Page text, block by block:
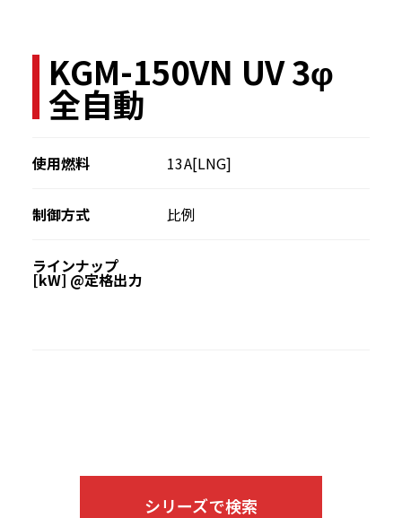
KGM-150VN UV 3φ
全自動
使用燃料 13A[LNG]
制御方式 比例
ラインナップ
[kW] @定格出力
シリーズで検索